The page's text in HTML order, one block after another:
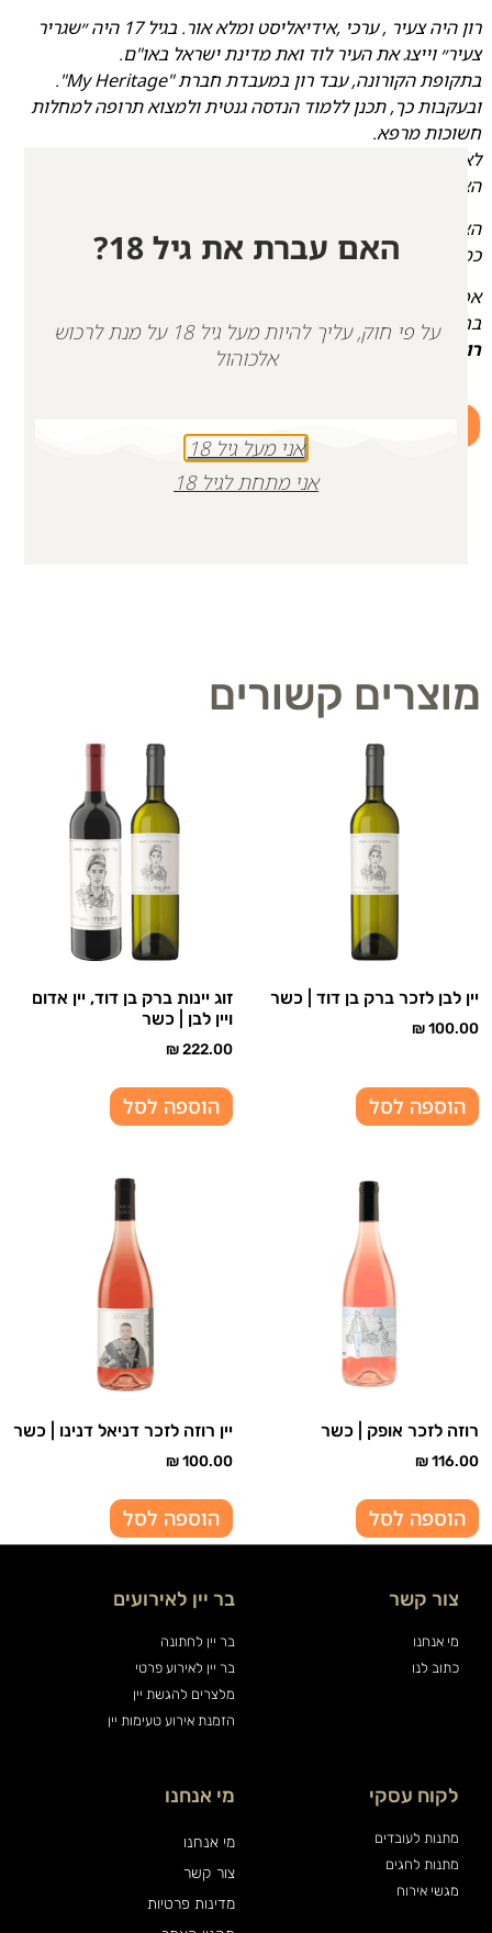
רון היה צעיר , ערכי ,אידיאליסט ומלא אור. בגיל 17 היה ״שגריר
צעיר״ וייצג את העיר לוד ואת מדינת ישראל באו"ם.
בתקופת הקורונה, עבד רון במעבדת חברת "My Heritage".
ובעקבות כך, תכנן ללמוד הנדסה גנטית ולמצוא תרופה למחלות
חשוכות מרפא.
לאחר הקורונה חנך נוער יהודי בקאמפ בארצות הברית . אהבת
האדם, הספורט ובעלי החיים ליוו אותו תמיד..
הצניעות והטוב לב שלו פשוט מגנט אליו אנשים. ואהבת לרעך
כמוך" היה נר לרגליו.
אפילו ברגעיו האחרונים חשב רון קודם על אחרים. ובכך שילם
בחייו..
רון היה מלאך מבפנים ומבחוץ.
הוספה לסל
מוצרים קשורים
יין לבן לזכר ברק בן דוד | כשר
₪100.00
הוספה לסל
זוג יינות ברק בן דוד, יין אדום
ויין לבן | כשר
₪222.00
הוספה לסל
רוזה לזכר אופק | כשר
₪116.00
הוספה לסל
יין רוזה לזכר דניאל דנינו | כשר
₪100.00
הוספה לסל
צור קשר
מי אנחנו
כתוב לנו
בר יין לאירועים
בר יין לחתונה
בר יין לאירוע פרטי
מלצרים להגשת יין
הזמנת אירוע טעימות יין
לקוח עסקי
מתנות לעובדים
מתנות לחגים
מגשי אירוח
מי אנחנו
מי אנחנו
צור קשר
מדינות פרטיות
האם עברת את גיל 18?
על פי חוק, עליך להיות מעל גיל 18 על מנת לרכוש
אלכוהול
אני מעל גיל 18
אני מתחת לגיל 18